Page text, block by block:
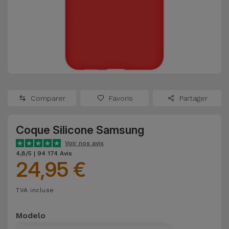
OnePlus
Google
Reconditionnés
Reconditionnés
Consoles de
Jeux
Reconditionnées
Voir
tout
Batteries
Chargeurs
Ecouteurs
et
Enceintes
Montres
Comparer Favoris Partager
Coque Silicone Samsung
Voir nos avis
4,8/5 | 94 174 Avis
24,95 €
TVA incluse
Modelo